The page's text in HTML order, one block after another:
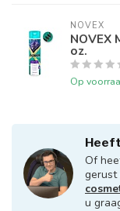
NOVEX
NOVEX
oz.
Op
Of
gerust
u